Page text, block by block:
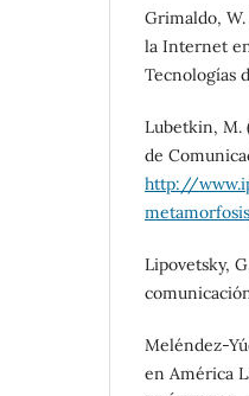
Grimaldo,
la Internet
Tecnologías
Lubetkin, M.
de
http://
Lipovetsky,
Meléndez-
en América